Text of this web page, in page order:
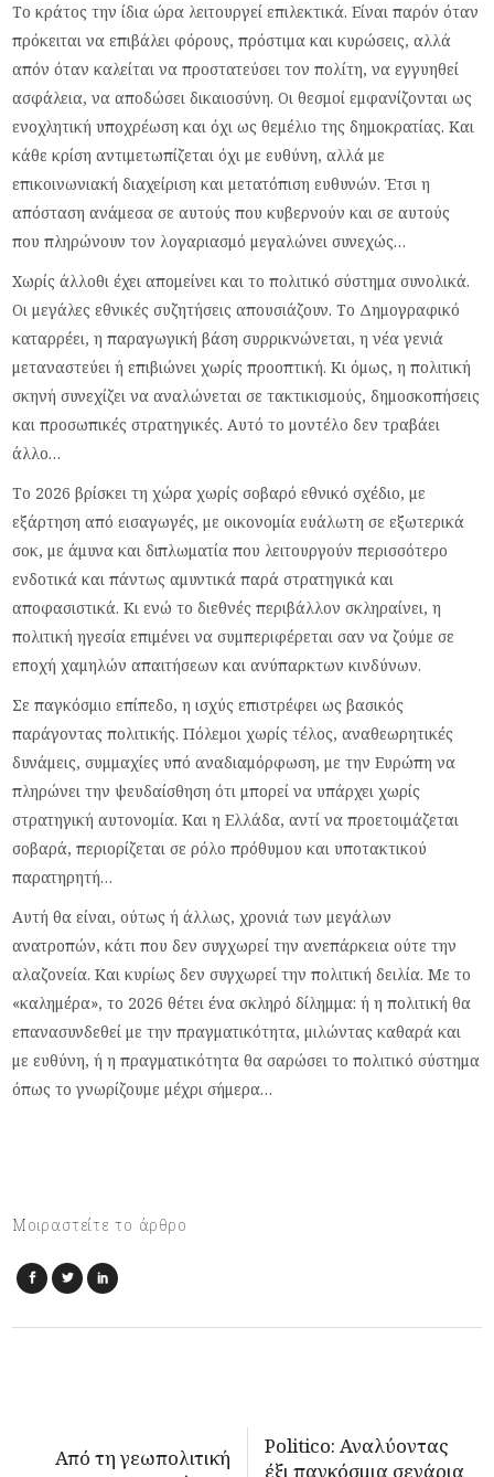
Το κράτος την ίδια ώρα λειτουργεί επιλεκτικά. Είναι παρόν όταν
πρόκειται να επιβάλει φόρους, πρόστιμα και κυρώσεις, αλλά
απόν όταν καλείται να προστατεύσει τον πολίτη, να εγγυηθεί
ασφάλεια, να αποδώσει δικαιοσύνη. Οι θεσμοί εμφανίζονται ως
ενοχλητική υποχρέωση και όχι ως θεμέλιο της δημοκρατίας. Και
κάθε κρίση αντιμετωπίζεται όχι με ευθύνη, αλλά με
επικοινωνιακή διαχείριση και μετατόπιση ευθυνών. Έτσι η
απόσταση ανάμεσα σε αυτούς που κυβερνούν και σε αυτούς
που πληρώνουν τον λογαριασμό μεγαλώνει συνεχώς…
Χωρίς άλλοθι έχει απομείνει και το πολιτικό σύστημα συνολικά.
Οι μεγάλες εθνικές συζητήσεις απουσιάζουν. Το Δημογραφικό
καταρρέει, η παραγωγική βάση συρρικνώνεται, η νέα γενιά
μεταναστεύει ή επιβιώνει χωρίς προοπτική. Κι όμως, η πολιτική
σκηνή συνεχίζει να αναλώνεται σε τακτικισμούς, δημοσκοπήσεις
και προσωπικές στρατηγικές. Αυτό το μοντέλο δεν τραβάει
άλλο…
Το 2026 βρίσκει τη χώρα χωρίς σοβαρό εθνικό σχέδιο, με
εξάρτηση από εισαγωγές, με οικονομία ευάλωτη σε εξωτερικά
σοκ, με άμυνα και διπλωματία που λειτουργούν περισσότερο
ενδοτικά και πάντως αμυντικά παρά στρατηγικά και
αποφασιστικά. Κι ενώ το διεθνές περιβάλλον σκληραίνει, η
πολιτική ηγεσία επιμένει να συμπεριφέρεται σαν να ζούμε σε
εποχή χαμηλών απαιτήσεων και ανύπαρκτων κινδύνων.
Σε παγκόσμιο επίπεδο, η ισχύς επιστρέφει ως βασικός
παράγοντας πολιτικής. Πόλεμοι χωρίς τέλος, αναθεωρητικές
δυνάμεις, συμμαχίες υπό αναδιαμόρφωση, με την Ευρώπη να
πληρώνει την ψευδαίσθηση ότι μπορεί να υπάρχει χωρίς
στρατηγική αυτονομία. Και η Ελλάδα, αντί να προετοιμάζεται
σοβαρά, περιορίζεται σε ρόλο πρόθυμου και υποτακτικού
παρατηρητή…
Αυτή θα είναι, ούτως ή άλλως, χρονιά των μεγάλων
ανατροπών, κάτι που δεν συγχωρεί την ανεπάρκεια ούτε την
αλαζονεία. Και κυρίως δεν συγχωρεί την πολιτική δειλία. Με το
«καλημέρα», το 2026 θέτει ένα σκληρό δίλημμα: ή η πολιτική θα
επανασυνδεθεί με την πραγματικότητα, μιλώντας καθαρά και
με ευθύνη, ή η πραγματικότητα θα σαρώσει το πολιτικό σύστημα
όπως το γνωρίζουμε μέχρι σήμερα…
Μοιραστείτε το άρθρο
Από τη γεωπολιτική
Politico: Αναλύοντας
έξι παγκόσμια σενάρια